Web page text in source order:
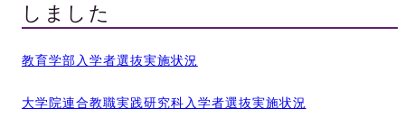
しました
教育学部入学者選抜実施状況
大学院連合教職実践研究科入学者選抜実施状況